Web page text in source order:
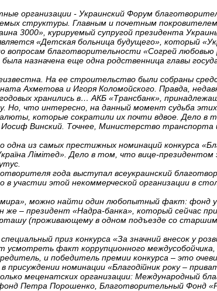
организации - Украинский Форум
структуры. Главным и почетным покровителем
3000», курируемый супругой президента
«Детская больница будущего», который
вопросам благотворительности «Согрей любовью
назначена еще одна родственница главы
На ее строительство были собраны
Ахметова и Игоря Коломойского. Правда,
хранились в… АКБ «Трансбанк»,
Но, что интересно, на данный момент судьба
которые сократили их почти вдвое. Дело в
Винский. Точнее, Министерство транспорта
из самых престижных номинаций конкурса
Лімітед». Дело в том, что вице-
года выступал всеукраинский
участии этой некоммерческой организации в
можно найти один любопытный факт: фонд
же – президент «Надра-банка», который сейчас
(проживающему в одном подъезде со
приз конкурса «За значний внесок у
усмотреть факт коррупционного
и победитель премии конкурса – это
номинации «Благодійник року –
меценатских организации: Международный
Петра Порошенко, Благотворительный Фонд